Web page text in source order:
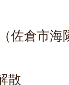
佐倉市海
散